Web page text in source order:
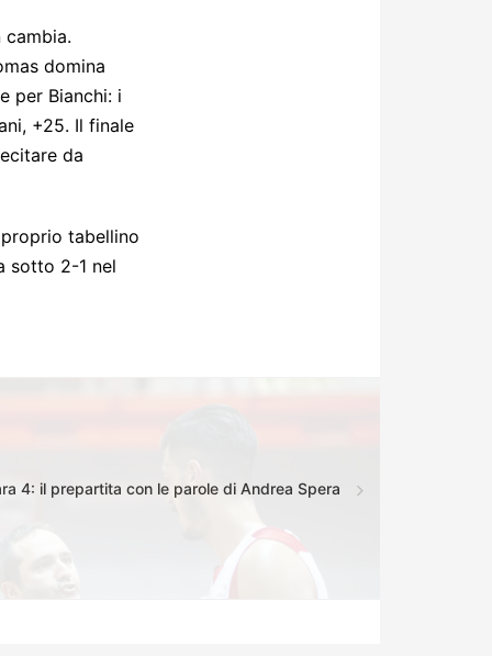
domina
per Bianchi: i
+25. Il finale
da
tabellino
sotto 2-1 nel
4: il prepartita con le parole di Andrea Spera